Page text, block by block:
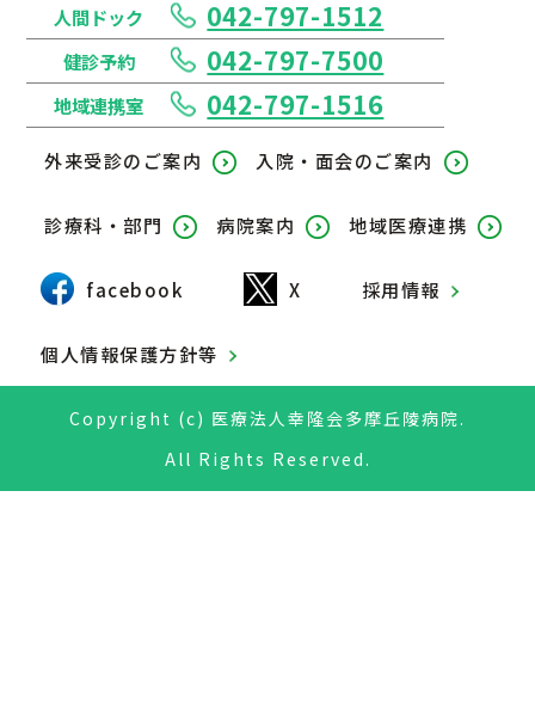
人間ドック 042-797-1512
健診予約 042-797-7500
地域連携室 042-797-1516
外来受診のご案内 入院・面会のご案内
診療科・部門 病院案内 地域医療連携
facebook X 採用情報
個人情報保護方針等
Copyright (c) 医療法人幸隆会多摩丘陵病院.
All Rights Reserved.